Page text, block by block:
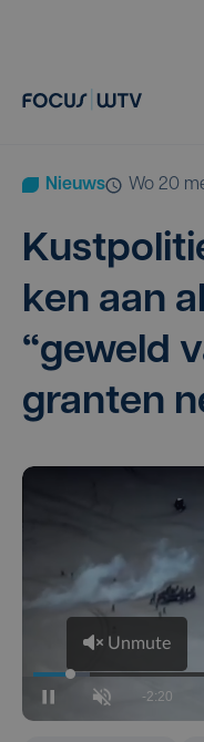
Nieuws wo 20
ken aan
“geweld
gran­ten